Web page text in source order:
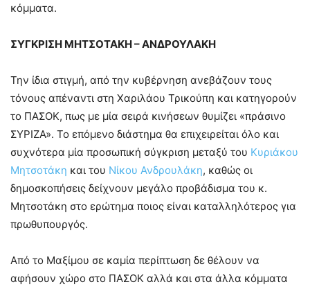
κόμματα.
ΣΥΓΚΡΙΣΗ ΜΗΤΣΟΤΑΚΗ – ΑΝΔΡΟΥΛΑΚΗ
Την ίδια στιγμή, από την κυβέρνηση ανεβάζουν τους
τόνους απέναντι στη Χαριλάου Τρικούπη και κατηγορούν
το ΠΑΣΟΚ, πως με μία σειρά κινήσεων θυμίζει «πράσινο
ΣΥΡΙΖΑ». Το επόμενο διάστημα θα επιχειρείται όλο και
συχνότερα μία προσωπική σύγκριση μεταξύ του Κυριάκου
Μητσοτάκη και του Νίκου Ανδρουλάκη, καθώς οι
δημοσκοπήσεις δείχνουν μεγάλο προβάδισμα του κ.
Μητσοτάκη στο ερώτημα ποιος είναι καταλληλότερος για
πρωθυπουργός.
Από το Μαξίμου σε καμία περίπτωση δε θέλουν να
αφήσουν χώρο στο ΠΑΣΟΚ αλλά και στα άλλα κόμματα